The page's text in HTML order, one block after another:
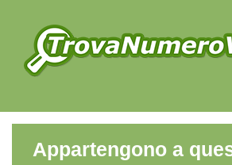
Appartengono a